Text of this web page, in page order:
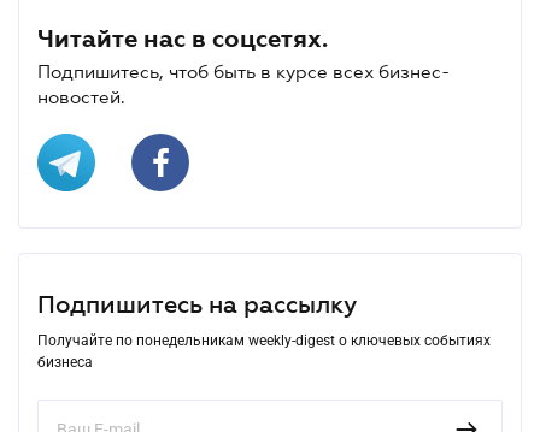
Читайте нас в соцсетях.
Подпишитесь, чтоб быть в курсе всех бизнес-
новостей.
Подпишитесь на рассылку
Получайте по понедельникам weekly-digest о ключевых событиях
бизнеса